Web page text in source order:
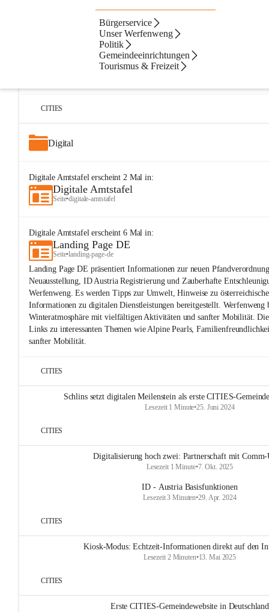
Bürgerservice
Unser Werfenweng
Politik
Gemeindeeinrichtungen
Tourismus & Freizeit
Artikel Dateien
Digitale Amtstafel
CITIES
Digital
Digitale Amtstafelerscheint 2Mal in:
Digitale Amtstafel
Seite•digitale-amtstafel
Digitale Amtstafelerscheint 6Mal in:
Landing Page DE
Seite•landing-page-de
Landing Page DE präsentiert Informationen zur neuen
Neuausstellung, ID Austria Registrierung und Zauberhafte
Werfenweng. Es werden Tipps zur Umwelt, Hinweise zu
Informationen zu digitalen Dienstleistungen bereitgestellt. Werfenweng
Winteratmosphäre mit vielfältigen Aktivitäten und sanfter Mobilität.
Links zu interessanten Themen wie Alpine Pearls,
sanfter Mobilität.
CITIES
Schlins setzt digitalen Meilenstein als erste CITIES-
Lesezeit 1 Minute•25. Juni 2024
CITIES
Digitalisierung hoch zwei: Partnerschaft mit
Lesezeit 1 Minute•7. Okt. 2025
ID - Austria Basisfunktionen
Lesezeit 3 Minuten•29. Apr. 2024
CITIES
Kiosk-Modus: Echtzeit-Informationen direkt auf den
Lesezeit 2 Minuten•13. Mai 2025
CITIES
Erste CITIES-Gemeindewebsite in Deutschland